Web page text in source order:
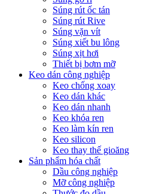
Súng rút ốc tán
Súng rút Rive
Súng vặn vít
Súng xiết bu lông
Súng xịt hơi
Thiết bị bơm mỡ
Keo dán công nghiệp
Keo chống xoay
Keo dán khác
Keo dán nhanh
Keo khóa ren
Keo làm kín ren
Keo silicon
Keo thay thế gioăng
Sản phẩm hóa chất
Dầu công nghiệp
Mỡ công nghiệp